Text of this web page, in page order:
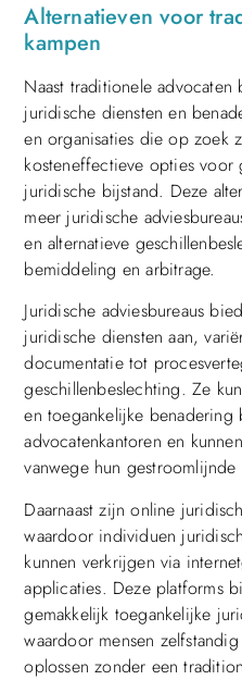
Alternatieven voor
kampen
Naast traditionele
juridische diensten en
en organisaties die op zoek
kosteneffectieve opties voor
juridische bijstand. Deze
meer juridische
en alternatieve
bemiddeling en arbitrage.
Juridische adviesbureaus
juridische diensten aan,
documentatie tot
geschillenbeslechting. Ze
en toegankelijke
advocatenkantoren en
vanwege hun
Daarnaast zijn online
waardoor individuen
kunnen verkrijgen via
applicaties. Deze platforms
gemakkelijk toegankelijke
waardoor mensen
oplossen zonder een